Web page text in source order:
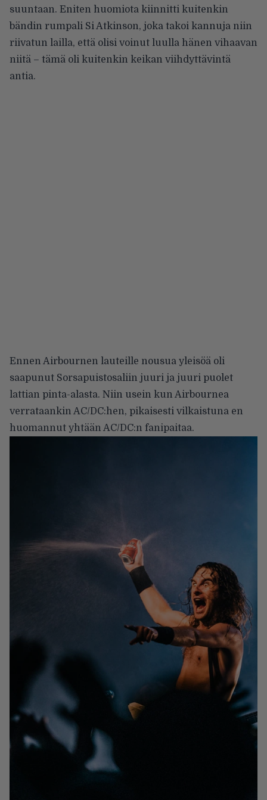
suuntaan. Eniten huomiota kiinnitti kuitenkin
bändin rumpali Si Atkinson, joka takoi kannuja niin
riivatun lailla, että olisi voinut luulla hänen vihaavan
niitä – tämä oli kuitenkin keikan viihdyttävintä
antia.
Ennen Airbournen lauteille nousua yleisöä oli
saapunut Sorsapuistosaliin juuri ja juuri puolet
lattian pinta-alasta. Niin usein kun Airbournea
verrataankin AC/DC:hen, pikaisesti vilkaistuna en
huomannut yhtään AC/DC:n fanipaitaa.